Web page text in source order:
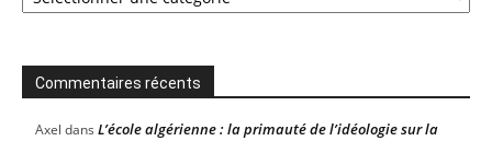
Commentaires récents
Axel dans L’école algérienne : la primauté de l’idéologie sur la